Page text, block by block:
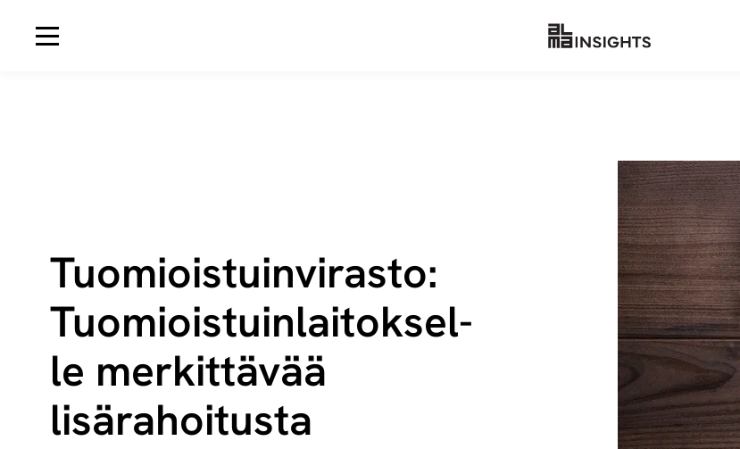
Tuo­miois­tuin­vi­ras­to:
Tuo­miois­tuin­lai­tok­sel­
le merkittävää
lisärahoitusta